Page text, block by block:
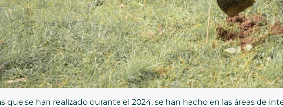
que se han realizado durante el 2024, se han hecho en las áreas de